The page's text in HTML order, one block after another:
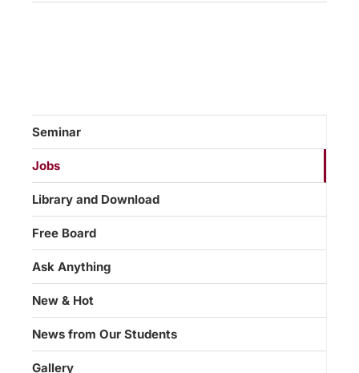
Seminar
Jobs
Library and Download
Free Board
Ask Anything
New & Hot
News from Our Students
Gallery